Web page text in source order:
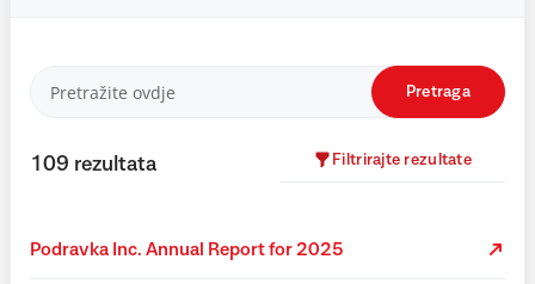
Pretraga
109 rezultata Filtrirajte rezultate
Podravka Inc. Annual Report for 2025